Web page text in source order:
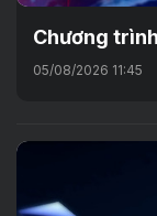
Chương
05/08/2026 11:45